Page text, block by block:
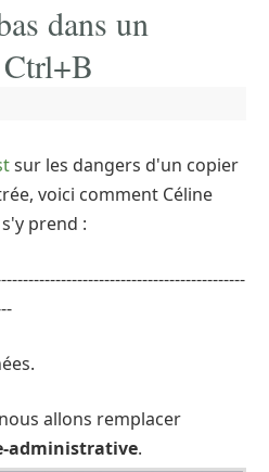
dans un
sur les dangers d'un copier
voici comment Céline
prend :
allons remplacer
administrative.